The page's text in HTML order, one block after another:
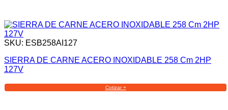
SKU: ESB258AI127
SIERRA DE CARNE ACERO INOXIDABLE 258 Cm 2HP
127V
Cotizar +